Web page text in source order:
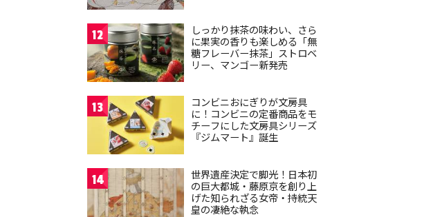
12
しっかり抹茶の味わい、さら
に果実の香りも楽しめる「無
糖フレーバー抹茶」ストロベ
リー、マンゴー新発売
13
コンビニおにぎりが文房具
に！コンビニの定番商品をモ
チーフにした文房具シリーズ
『ジムマート』誕生
14
世界遺産決定で脚光！日本初
の巨大都城・藤原京を創り上
げた知られざる女帝・持統天
皇の凄絶な執念